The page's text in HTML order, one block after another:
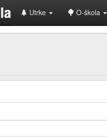
Utrke O-škola